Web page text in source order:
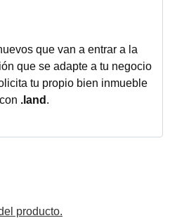
que van a entrar a la
que se adapte a tu negocio
tu propio bien inmueble
.land .
producto.